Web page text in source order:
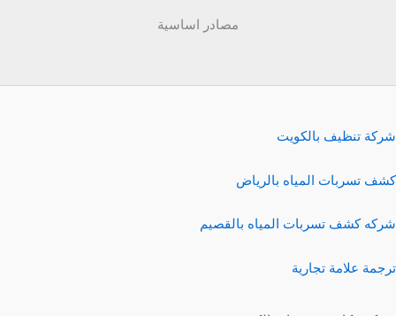
مصادر اساسية
شركة تنظيف بالكويت
كشف تسربات المياه بالرياض
شركه كشف تسربات المياه بالقصيم
ترجمة علامة تجارية